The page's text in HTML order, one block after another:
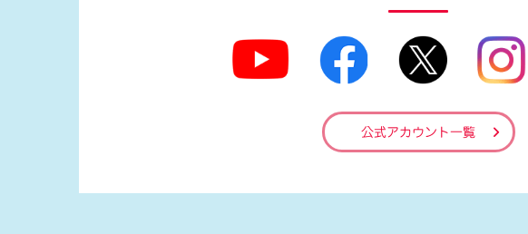
公式アカウント一覧